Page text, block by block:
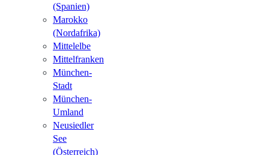
(Spanien)
Marokko
(Nordafrika)
Mittelelbe
Mittelfranken
München-
Stadt
München-
Umland
Neusiedler
See
(Österreich)